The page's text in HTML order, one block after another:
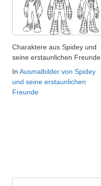
Charaktere aus Spidey und
seine erstaunlichen Freunde
In Ausmalbilder von Spidey
und seine erstaunlichen
Freunde